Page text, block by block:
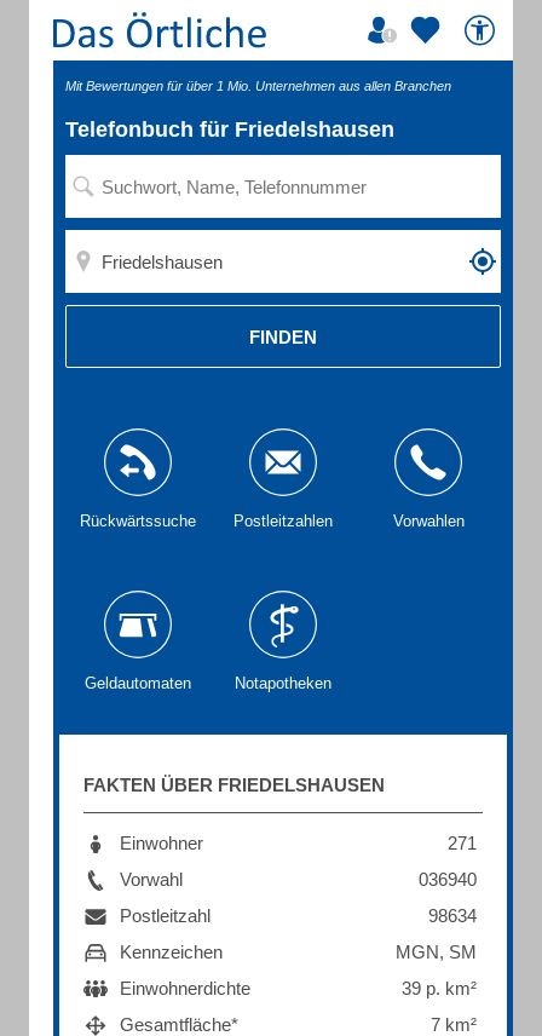
Mit Bewertungen für über 1 Mio. Unternehmen aus allen Branchen
Telefonbuch für Friedelshausen
FINDEN
Rückwärtssuche Postleitzahlen Vorwahlen
Geldautomaten Notapotheken
FAKTEN ÜBER FRIEDELSHAUSEN
Einwohner
271
Vorwahl
036940
Postleitzahl
98634
Kennzeichen
MGN, SM
Einwohnerdichte
39 p. km²
Gesamtfläche*
7 km²